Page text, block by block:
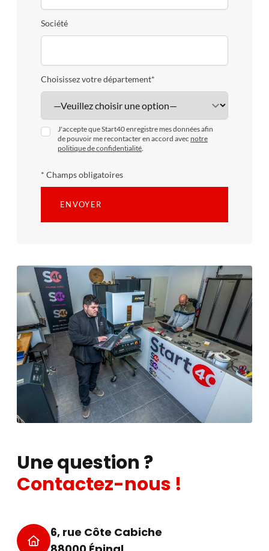
Société
Choisissez votre département*
J'accepte que Start40 enregistre mes données afin
de pouvoir me recontacter en accord avec notre
politique de confidentialité.
* Champs obligatoires
Une question ?
Contactez-nous !
6, rue Côte Cabiche